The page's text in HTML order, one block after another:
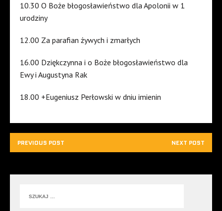
10.30 O Boże błogosławieństwo dla Apolonii w 1
urodziny
12.00 Za parafian żywych i zmarłych
16.00 Dziękczynna i o Boże błogosławieństwo dla
Ewy i Augustyna Rak
18.00 +Eugeniusz Perłowski w dniu imienin
PREVIOUS POST NEXT POST